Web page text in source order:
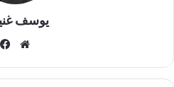
يوسف
موقع